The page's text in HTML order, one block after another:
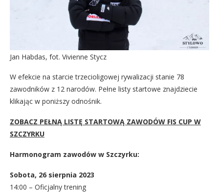
Jan Habdas, fot. Vivienne Stycz
W efekcie na starcie trzecioligowej rywalizacji stanie 78
zawodników z 12 narodów. Pełne listy startowe znajdziecie
klikając w poniższy odnośnik.
ZOBACZ PEŁNĄ LISTĘ STARTOWĄ ZAWODÓW FIS CUP W
SZCZYRKU
Harmonogram zawodów w Szczyrku:
Sobota, 26 sierpnia 2023
14:00 – Oficjalny trening